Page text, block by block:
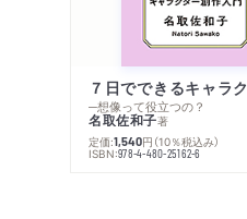
─想像って役立つの？
名取佐和子著
定価:1,540円 （10％税込み）
ISBN:978-4-480-25162-6